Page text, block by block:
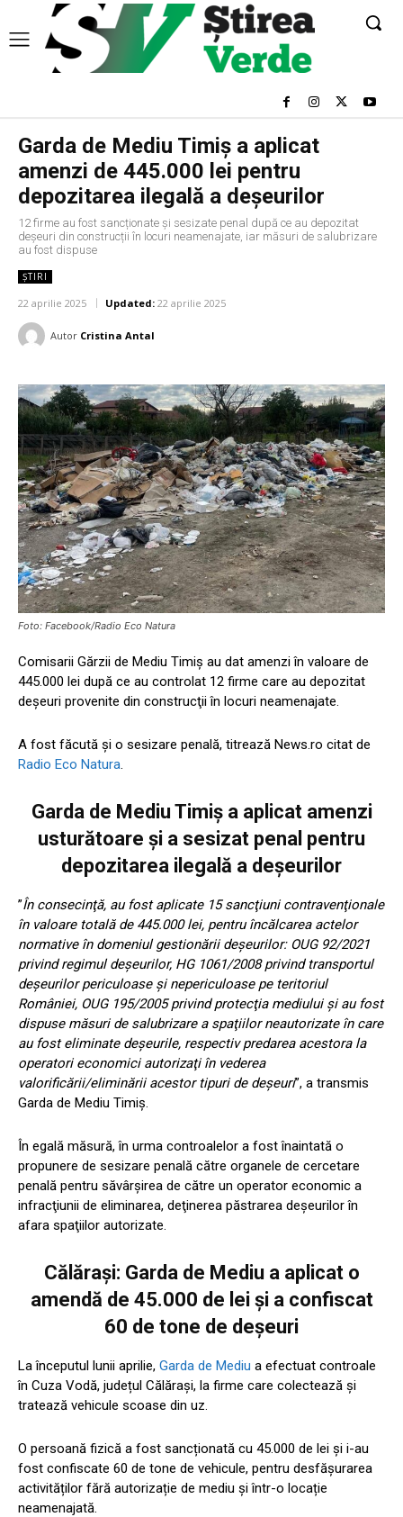
Garda de Mediu Timiș a aplicat
amenzi de 445.000 lei pentru
depozitarea ilegală a deșeurilor
12 firme au fost sancționate și sesizate penal după ce au depozitat
deșeuri din construcții în locuri neamenajate, iar măsuri de salubrizare
au fost dispuse
ȘTIRI
22 aprilie 2025 Updated: 22 aprilie 2025
Autor Cristina Antal
Foto: Facebook/Radio Eco Natura
Comisarii Gărzii de Mediu Timiş au dat amenzi în valoare de
445.000 lei după ce au controlat 12 firme care au depozitat
deşeuri provenite din construcţii în locuri neamenajate.
A fost făcută şi o sesizare penală, titrează News.ro citat de
Radio Eco Natura.
Garda de Mediu Timiș a aplicat amenzi
usturătoare și a sesizat penal pentru
depozitarea ilegală a deșeurilor
”În consecinţă, au fost aplicate 15 sancţiuni contravenţionale
în valoare totală de 445.000 lei, pentru încălcarea actelor
normative în domeniul gestionării deşeurilor: OUG 92/2021
privind regimul deşeurilor, HG 1061/2008 privind transportul
deşeurilor periculoase şi nepericuloase pe teritoriul
României, OUG 195/2005 privind protecţia mediului şi au fost
dispuse măsuri de salubrizare a spaţiilor neautorizate în care
au fost eliminate deşeurile, respectiv predarea acestora la
operatori economici autorizaţi în vederea
valorificării/eliminării acestor tipuri de deşeuri”, a transmis
Garda de Mediu Timiş.
În egală măsură, în urma controalelor a fost înaintată o
propunere de sesizare penală către organele de cercetare
penală pentru săvârşirea de către un operator economic a
infracţiunii de eliminarea, deţinerea păstrarea deşeurilor în
afara spaţiilor autorizate.
Călărași: Garda de Mediu a aplicat o
amendă de 45.000 de lei și a confiscat
60 de tone de deșeuri
La începutul lunii aprilie, Garda de Mediu a efectuat controale
în Cuza Vodă, județul Călărași, la firme care colectează și
tratează vehicule scoase din uz.
O persoană fizică a fost sancționată cu 45.000 de lei și i-au
fost confiscate 60 de tone de vehicule, pentru desfășurarea
activităților fără autorizație de mediu și într-o locație
neamenajată.